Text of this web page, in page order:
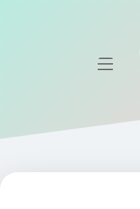
Gizlilik
menüyü